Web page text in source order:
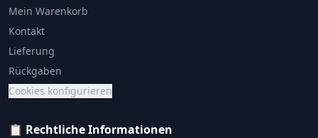
Mein Warenkorb
Kontakt
Lieferung
Rückgaben
Cookies konfigurieren
📋 Rechtliche Informationen